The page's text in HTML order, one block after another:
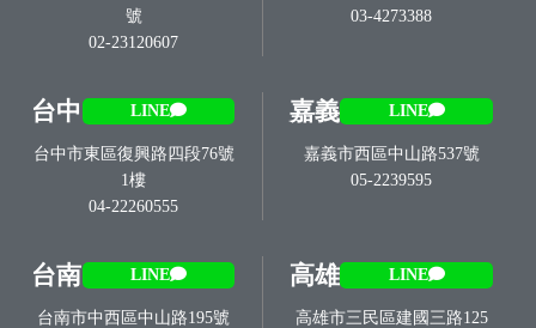
號
02-23120607
03-4273388
台中 LINE
台中市東區復興路四段76號
1樓
04-22260555
嘉義 LINE
嘉義市西區中山路537號
05-2239595
台南 LINE
台南市中西區中山路195號
高雄 LINE
高雄市三民區建國三路125